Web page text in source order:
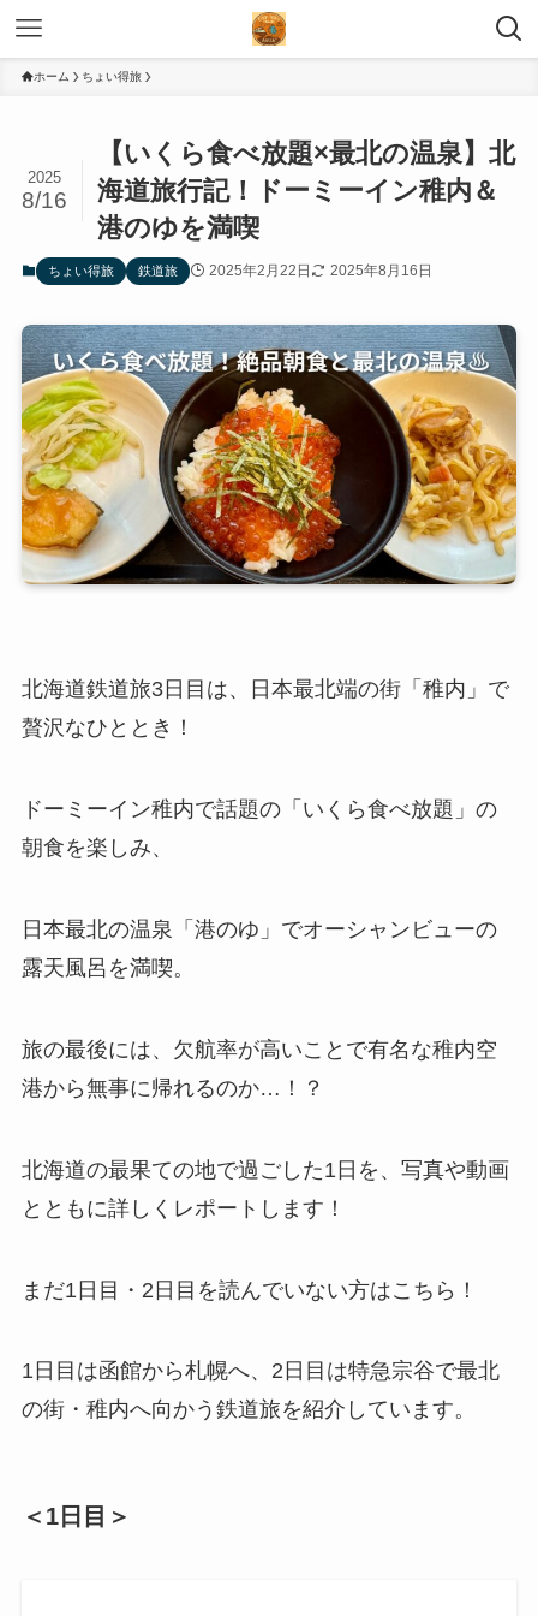
ホーム ちょい得旅
【いくら食べ放題×最北の温泉】北
海道旅行記！ドーミーイン稚内＆
港のゆを満喫
2025
8/16
ちょい得旅 鉄道旅 2025年2月22日 2025年8月16日
北海道鉄道旅3日目は、日本最北端の街「稚内」で
贅沢なひととき！
ドーミーイン稚内で話題の「いくら食べ放題」の
朝食を楽しみ、
日本最北の温泉「港のゆ」でオーシャンビューの
露天風呂を満喫。
旅の最後には、欠航率が高いことで有名な稚内空
港から無事に帰れるのか…！？
北海道の最果ての地で過ごした1日を、写真や動画
とともに詳しくレポートします！
まだ1日目・2日目を読んでいない方はこちら！
1日目は函館から札幌へ、2日目は特急宗谷で最北
の街・稚内へ向かう鉄道旅を紹介しています。
＜1日目＞